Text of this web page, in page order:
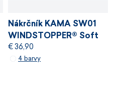
Nákrčník KAMA SW01
WINDSTOPPER® Soft
Shell
€ 36,90
4 barvy